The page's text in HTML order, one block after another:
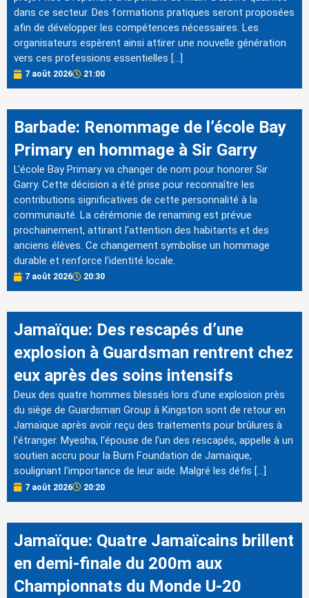
dans ce secteur. Des formations pratiques seront proposées
afin de développer les compétences nécessaires. Les
organisateurs espèrent ainsi attirer une nouvelle génération
vers ces professions essentielles […]
7 août 2026 21:00
Barbade: Renommage de l’école Bay
Primary en hommage à Sir Garry
L'école Bay Primary va changer de nom pour honorer Sir
Garry. Cette décision a été prise pour reconnaître les
contributions significatives de cette personnalité à la
communauté. La cérémonie de renaming est prévue
prochainement, attirant l'attention des habitants et des
anciens élèves. Ce changement symbolise un hommage
durable et renforce l'identité locale.
7 août 2026 20:30
Jamaïque: Des rescapés d’une
explosion à Guardsman rentrent chez
eux après des soins intensifs
Deux des quatre hommes blessés lors d'une explosion près
du siège de Guardsman Group à Kingston sont de retour en
Jamaïque après avoir reçu des traitements pour brûlures à
l'étranger. Myesha, l'épouse de l'un des rescapés, appelle à un
soutien accru pour la Burn Foundation de Jamaïque,
soulignant l'importance de leur aide. Malgré les défis […]
7 août 2026 20:20
Jamaïque: Quatre Jamaïcains brillent
en demi-finale du 200m aux
Championnats du Monde U-20